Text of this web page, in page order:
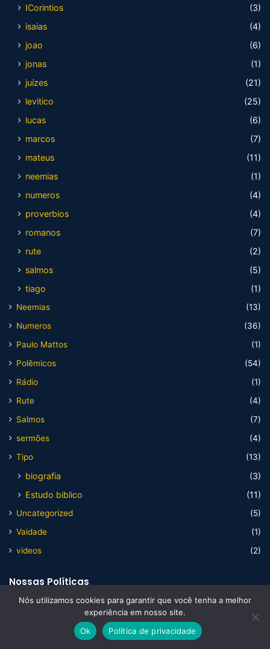
ICorintios
(3)
isaias
(4)
joao
(6)
jonas
(1)
juízes
(21)
levitico
(25)
lucas
(6)
marcos
(7)
mateus
(11)
neemias
(1)
numeros
(4)
proverbios
(4)
romanos
(7)
rute
(2)
salmos
(5)
tiago
(1)
Neemias
(13)
Numeros
(36)
Paulo Mattos
(1)
Polêmicos
(54)
Rádio
(1)
Rute
(4)
Salmos
(7)
sermões
(4)
Tipo
(13)
biografia
(3)
Estudo biblico
(11)
Uncategorized
(5)
Vaidade
(1)
videos
(2)
Nossas Políticas
Nós utilizamos cookies para garantir que você tenha a melhor
experiência em nosso site.
Ok
Política de privacidade